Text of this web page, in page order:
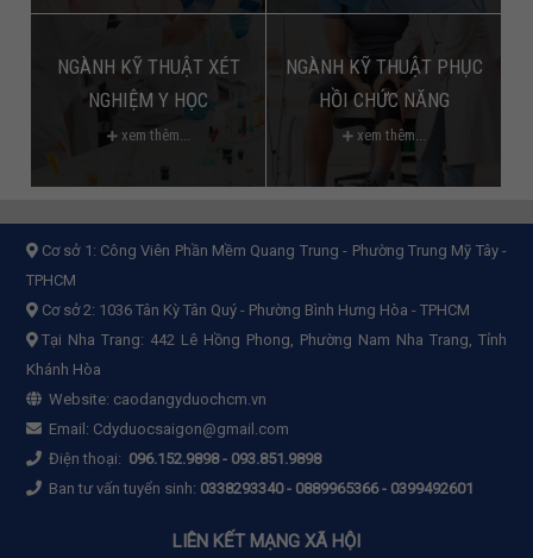
NGÀNH KỸ THUẬT XÉT
NGHIỆM Y HỌC
xem thêm...
NGÀNH KỸ THUẬT PHỤC
HỒI CHỨC NĂNG
xem thêm...
Cơ sở 1: Công Viên Phần Mềm Quang Trung - Phường Trung Mỹ Tây -
TPHCM
Cơ sở 2: 1036 Tân Kỳ Tân Quý - Phường Bình Hưng Hòa - TPHCM
Tại Nha Trang: 442 Lê Hồng Phong, Phường Nam Nha Trang, Tỉnh
Khánh Hòa
Website: caodangyduochcm.vn
Email: Cdyduocsaigon@gmail.com
Điện thoại: 096.152.9898- 093.851.9898
Ban tư vấn tuyển sinh: 0338293340 - 0889965366 - 0399492601
LIÊN KẾT MẠNG XÃ HỘI